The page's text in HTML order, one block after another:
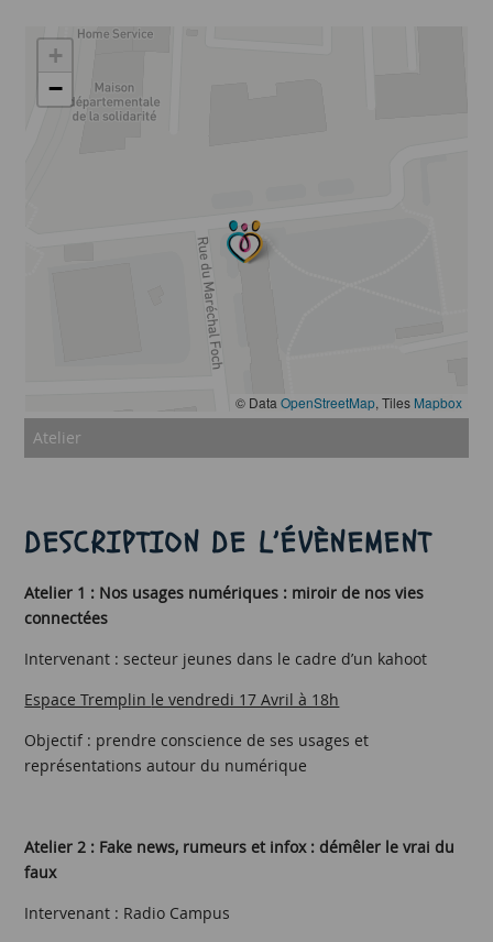
+
−
© Data OpenStreetMap, Tiles Mapbox
Atelier
DESCRIPTION DE L’ÉVÈNEMENT
Atelier 1 : Nos usages numériques : miroir de nos vies
connectées
Intervenant : secteur jeunes dans le cadre d’un kahoot
Espace Tremplin le vendredi 17 Avril à 18h
Objectif : prendre conscience de ses usages et
représentations autour du numérique
Atelier 2 : Fake news, rumeurs et infox : démêler le vrai du
faux
Intervenant : Radio Campus